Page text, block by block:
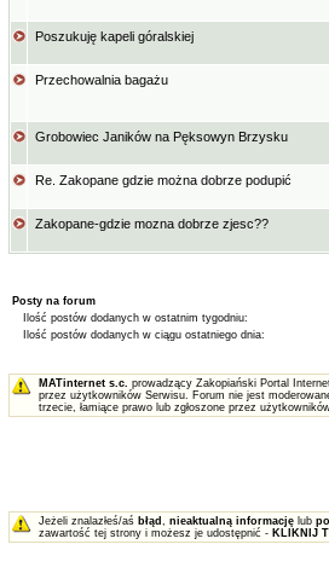
Poszukuję kapeli góralskiej
Przechowalnia bagażu
Grobowiec Janików na Pęksowyn Brzysku
Re. Zakopane gdzie można dobrze podupić
Zakopane-gdzie mozna dobrze zjesc??
Posty na forum
Ilość postów dodanych w ostatnim tygodniu:
Ilość postów dodanych w ciągu ostatniego dnia:
MATinternet s.c. prowadzący Zakopiański Portal
przez użytkowników Serwisu. Forum nie jest
trzecie, łamiące prawo lub zgłoszone przez
Jeżeli znalazłeś/aś błąd , nieaktualną informację lub
zawartość tej strony i możesz je udostępnić - KLIKNIJ